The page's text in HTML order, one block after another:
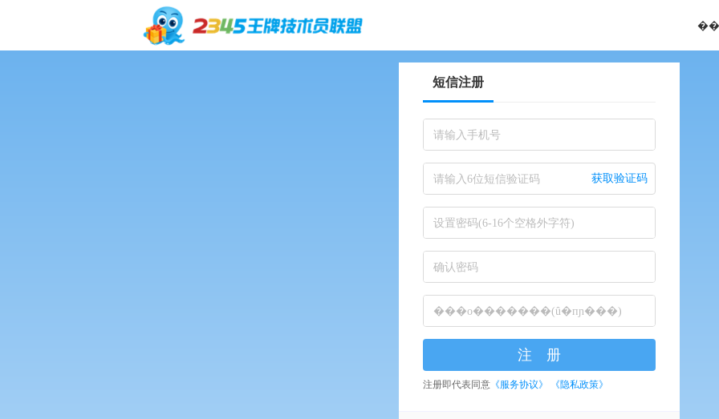
短信注册
请输入手机号
请输入6位短信验证码 获取验证码
设置密码(6-16个空格外字符)
确认密码
���о�������(û�пɲ���)
注 册
注册即代表同意 《服务协议》 《隐私政策》